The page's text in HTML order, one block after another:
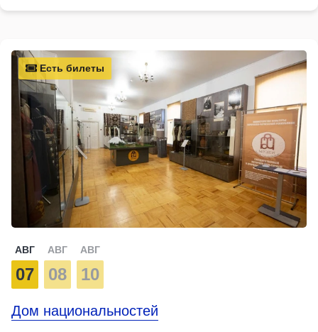
Есть билеты
АВГ
07
АВГ
08
АВГ
10
Дом национальностей